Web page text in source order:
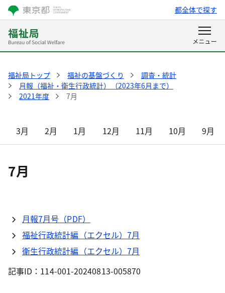
都全体で探す
福祉局トップ 福祉の基盤づくり
調査・統計
月報（福祉・衛生行政統計）（2023年6月まで）
2021年度
7月
3月 2月 1月 12月 11月 10月 9月
7月
月報7月号（PDF）
福祉行政統計編（エクセル）7月
衛生行政統計編（エクセル）7月
記事ID：114-001-20240813-005870